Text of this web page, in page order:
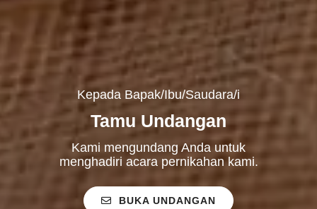
Kepada Bapak/Ibu/Saudara/i
Tamu Undangan
Kami mengundang Anda untuk
menghadiri acara pernikahan kami.
BUKA UNDANGAN